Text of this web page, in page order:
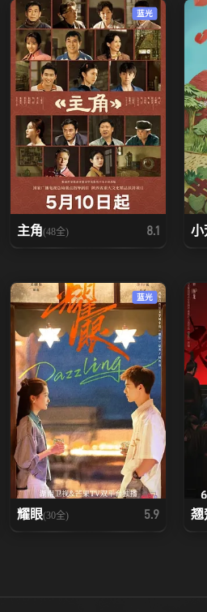
蓝光
主角(48全) 8.1 小
蓝光
耀眼(30全) 5.9 翘